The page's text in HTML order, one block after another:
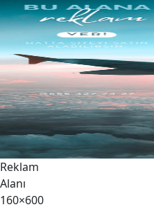
Reklam
Alanı
160×600